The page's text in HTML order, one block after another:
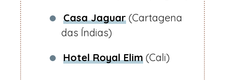
Casa Jaguar (Cartagena
das Índias)
Hotel Royal Elim (Cali)